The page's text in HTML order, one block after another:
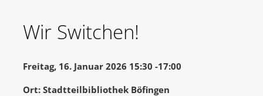
Wir Switchen!
Freitag, 16. Januar 2026 15:30 -17:00
Ort: Stadtteilbibliothek Böfingen